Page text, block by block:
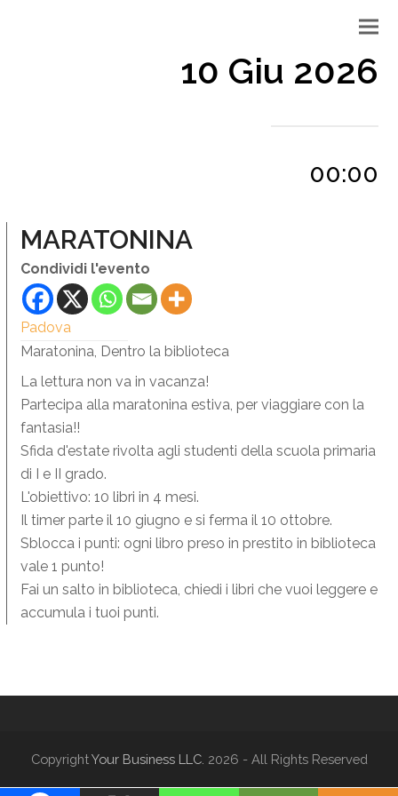
10 Giu 2026
00:00
MARATONINA
Condividi l'evento
Padova
Maratonina, Dentro la biblioteca
La lettura non va in vacanza!
Partecipa alla maratonina estiva, per viaggiare con la
fantasia!!
Sfida d'estate rivolta agli studenti della scuola primaria
di I e II grado.
L'obiettivo: 10 libri in 4 mesi.
Il timer parte il 10 giugno e si ferma il 10 ottobre.
Sblocca i punti: ogni libro preso in prestito in biblioteca
vale 1 punto!
Fai un salto in biblioteca, chiedi i libri che vuoi leggere e
accumula i tuoi punti.
CopyrightYour Business LLC. 2026 - All Rights Reserved